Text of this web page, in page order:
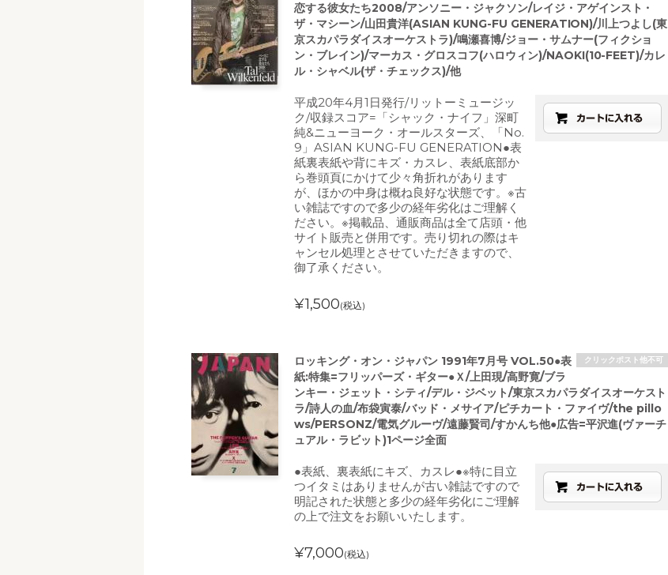
恋する彼女たち2008/アンソニー・ジャクソン/レイジ・アゲインスト・
ザ・マシーン/山田貴洋(ASIAN KUNG-FU GENERATION)/川上つよし(東
京スカパラダイスオーケストラ)/鳴瀬喜博/ジョー・サムナー(フィクショ
ン・ブレイン)/マーカス・グロスコフ(ハロウィン)/NAOKI(10-FEET)/カレ
ル・シャベル(ザ・チェックス)/他
平成20年4月1日発行/リットーミュージッ
ク/収録スコア=「シャック・ナイフ」深町
純&ニューヨーク・オールスターズ、「No.
9」ASIAN KUNG-FU GENERATION●表
紙裏表紙や背にキズ・カスレ、表紙底部か
ら巻頭頁にかけて少々角折れがあります
が、ほかの中身は概ね良好な状態です。※古
い雑誌ですので多少の経年劣化はご理解く
ださい。※掲載品、通販商品は全て店頭・他
サイト販売と併用です。売り切れの際はキ
ャンセル処理とさせていただきますので、
御了承ください。
¥1,500(税込)
クリックポスト他不可
ロッキング・オン・ジャパン 1991年7月号 VOL.50●表
紙:特集=フリッパーズ・ギター●Ｘ/上田現/高野寛/ブラ
ンキー・ジェット・シティ/デル・ジベット/東京スカパラダイスオーケスト
ラ/詩人の血/布袋寅泰/バッド・メサイア/ピチカート・ファイヴ/the pillo
ws/PERSONZ/電気グルーヴ/遠藤賢司/すかんち他●広告=平沢進(ヴァーチ
ュアル・ラビット)1ページ全面
●表紙、裏表紙にキズ、カスレ●※特に目立
つイタミはありませんが古い雑誌ですので
明記された状態と多少の経年劣化にご理解
の上で注文をお願いいたします。
¥7,000(税込)